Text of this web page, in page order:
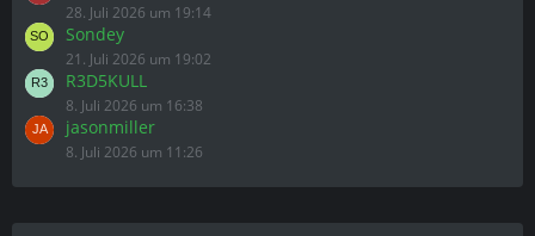
28. Juli 2026 um 19:14
Sondey
21. Juli 2026 um 19:02
R3D5KULL
8. Juli 2026 um 16:38
jasonmiller
8. Juli 2026 um 11:26